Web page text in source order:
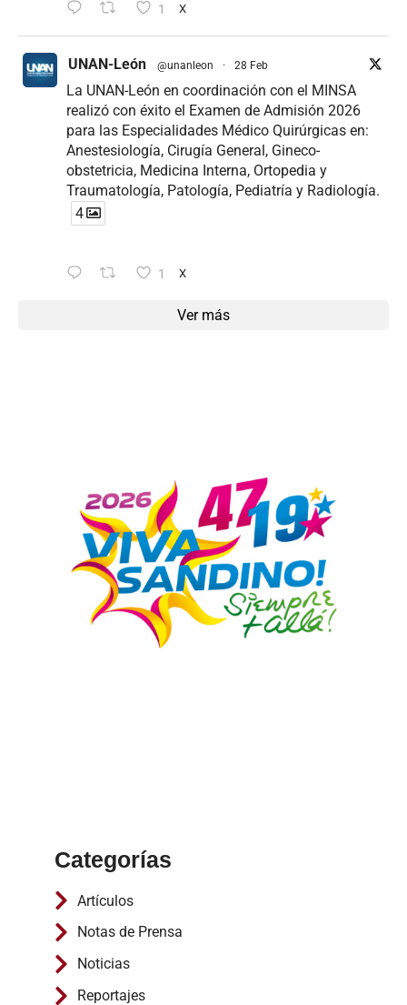
1 X
UNAN-León @unanleon · 28 Feb
La UNAN-León en coordinación con el MINSA
realizó con éxito el Examen de Admisión 2026
para las Especialidades Médico Quirúrgicas en:
Anestesiología, Cirugía General, Gineco-
obstetricia, Medicina Interna, Ortopedia y
Traumatología, Patología, Pediatría y Radiología.
4
1 X
Ver más
Categorías
Artículos
Notas de Prensa
Noticias
Reportajes